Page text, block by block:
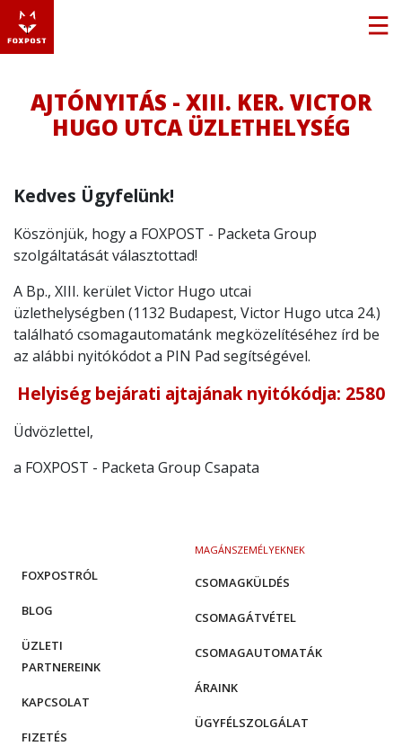
AJTÓNYITÁS - XIII. KER. VICTOR
HUGO UTCA ÜZLETHELYSÉG
Kedves Ügyfelünk!
Köszönjük, hogy a FOXPOST - Packeta Group
szolgáltatását választottad!
A Bp., XIII. kerület Victor Hugo utcai
üzlethelységben (1132 Budapest, Victor Hugo utca 24.)
található csomagautomatánk megközelítéséhez írd be
az alábbi nyitókódot a PIN Pad segítségével.
Helyiség bejárati ajtajának nyitókódja: 2580
Üdvözlettel,
a FOXPOST - Packeta Group Csapata
MAGÁNSZEMÉLYEKNEK
CSOMAGKÜLDÉS
CSOMAGÁTVÉTEL
CSOMAGAUTOMATÁK
ÁRAINK
ÜGYFÉLSZOLGÁLAT
FOXPOSTRÓL
BLOG
ÜZLETI
PARTNEREINK
KAPCSOLAT
FIZETÉS